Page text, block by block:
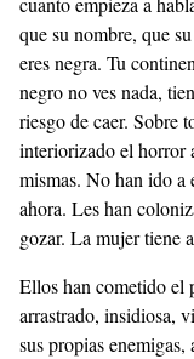
que su nombre, que
eres negra. Tu
negro no ves nada,
riesgo de caer. Sobre
interiorizado el horror
mismas. No han ido a
ahora. Les han
gozar. La mujer tiene
Ellos han cometido el
arrastrado, insidiosa,
sus propias